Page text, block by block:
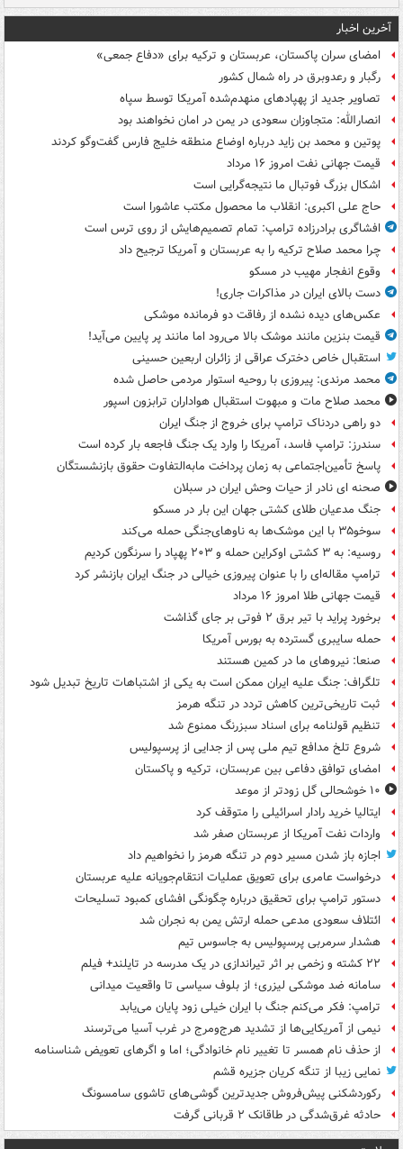
آخرین اخبار
امضای سران پاکستان، عربستان و ترکیه برای «دفاع جمعی»
رگبار و رعدوبرق در راه شمال کشور
تصاویر جدید از پهپادهای منهدم‌شده آمریکا توسط سپاه
انصارالله: متجاوزان سعودی در یمن در امان نخواهند بود
پوتین و محمد بن زاید درباره اوضاع منطقه خلیج فارس گفت‌وگو کردند
قیمت جهانی نفت امروز ۱۶ مرداد
اشکال بزرگ فوتبال ما نتیجه‌گرایی است
حاج علی اکبری: انقلاب ما محصول مکتب عاشورا است
افشاگری برادرزاده ترامپ: تمام تصمیم‌هایش از روی ترس است
چرا محمد صلاح ترکیه را به عربستان و آمریکا ترجیح داد
وقوع انفجار مهیب در مسکو
دست بالای ایران در مذاکرات جاری!
عکس‌های دیده نشده از رفاقت دو فرمانده‌ موشکی
قیمت بنزین مانند موشک بالا می‌رود اما مانند پر پایین می‌آید!
استقبال خاص دخترک عراقی از زائران اربعین حسینی
محمد مرندی: پیروزی با روحیه استوار مردمی حاصل شده
محمد صلاح مات و مبهوت استقبال هواداران ترابزون اسپور
دو راهی دردناک ترامپ برای خروج از جنگ ایران
سندرز: ترامپ فاسد، آمریکا را وارد یک جنگ فاجعه بار کرده است
پاسخ تأمین‌اجتماعی به زمان پرداخت مابه‌التفاوت حقوق بازنشستگان
صحنه ای نادر از حیات وحش ایران در سبلان
جنگ مدعیان طلای کشتی جهان این بار در مسکو
سوخو۳۵ با این موشک‌ها به ناوهای‌جنگی حمله می‌کند
روسیه: به ۳ کشتی اوکراین حمله و ۲۰۳ پهپاد را سرنگون کردیم
ترامپ مقاله‌ای را با عنوان پیروزی خیالی در جنگ ایران بازنشر کرد
قیمت جهانی طلا امروز ۱۶ مرداد
برخورد پراید با تیر برق ۲ فوتی بر جای گذاشت
حمله سایبری گسترده به بورس آمریکا
صنعا: نیروهای ما در کمین‌ هستند
تلگراف: جنگ علیه ایران ممکن است به یکی از اشتباهات تاریخ تبدیل شود
ثبت تاریخی‌ترین کاهش تردد در تنگه هرمز
تنظیم قولنامه برای اسناد سبزرنگ ممنوع شد
شروع تلخ مدافع تیم ملی پس از جدایی از پرسپولیس
امضای توافق دفاعی بین عربستان، ترکیه و پاکستان
۱۰ خوشحالی گل زودتر از موعد
ایتالیا خرید رادار اسرائیلی را متوقف کرد
واردات نفت آمریکا از عربستان صفر شد
اجازه باز شدن مسیر دوم در تنگه هرمز را نخواهیم داد
درخواست عامری برای تعویق عملیات انتقام‌جویانه علیه عربستان
دستور ترامپ برای تحقیق درباره چگونگی افشای کمبود تسلیحات
ائتلاف سعودی مدعی حمله ارتش یمن به نجران شد
هشدار سرمربی پرسپولیس به جاسوس تیم
۲۲ کشته و زخمی بر اثر تیراندازی در یک مدرسه در تایلند+ فیلم
سامانه ضد موشکی لیزری؛ از بلوف سیاسی تا واقعیت میدانی
ترامپ: فکر می‌کنم جنگ با ایران خیلی زود پایان می‌یابد
نیمی از آمریکایی‌ها از تشدید هرج‌ومرج در غرب آسیا می‌ترسند
از حذف نام همسر تا تغییر نام خانوادگی؛ اما و اگرهای تعویض شناسنامه
نمایی زیبا از تنگه کریان جزیره قشم
رکوردشکنی پیش‌فروش جدیدترین گوشی‌های تاشوی سامسونگ
حادثه غرق‌شدگی در طاقانک ۲ قربانی گرفت